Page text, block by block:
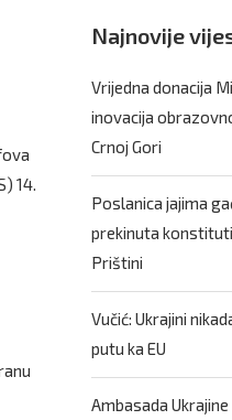
14.
Najnovije
Vrijedna donacija
inovacija
Crnoj Gori
Poslanica jajima
prekinuta
Prištini
Vučić: Ukrajini
putu ka EU
Ambasada